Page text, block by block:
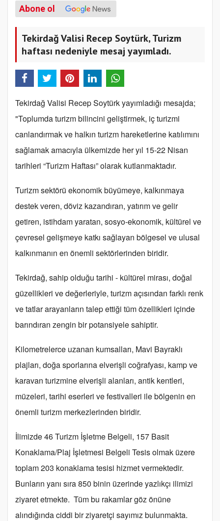
Abone ol
Tekirdağ Valisi Recep Soytürk, Turizm
haftası nedeniyle mesaj yayımladı.
Tekirdağ Valisi Recep Soytürk yayımladığı mesajda;
"Toplumda turizm bilincini geliştirmek, iç turizmi
canlandırmak ve halkın turizm hareketlerine katılımını
sağlamak amacıyla ülkemizde her yıl 15-22 Nisan
tarihleri “Turizm Haftası” olarak kutlanmaktadır.
Turizm sektörü ekonomik büyümeye, kalkınmaya
destek veren, döviz kazandıran, yatırım ve gelir
getiren, istihdam yaratan, sosyo-ekonomik, kültürel ve
çevresel gelişmeye katkı sağlayan bölgesel ve ulusal
kalkınmanın en önemli sektörlerinden biridir.
Tekirdağ, sahip olduğu tarihi - kültürel mirası, doğal
güzellikleri ve değerleriyle, turizm açısından farklı renk
ve tatlar arayanların talep ettiği tüm özellikleri içinde
barındıran zengin bir potansiyele sahiptir.
Kilometrelerce uzanan kumsalları, Mavi Bayraklı
plajları, doğa sporlarına elverişli coğrafyası, kamp ve
karavan turizmine elverişli alanları, antik kentleri,
müzeleri, tarihi eserleri ve festivalleri ile bölgenin en
önemli turizm merkezlerinden biridir.
İlimizde 46 Turizm İşletme Belgeli, 157 Basit
Konaklama/Plaj İşletmesi Belgeli Tesis olmak üzere
toplam 203 konaklama tesisi hizmet vermektedir.
Bunların yanı sıra 850 binin üzerinde yazlıkçı ilimizi
ziyaret etmekte. Tüm bu rakamlar göz önüne
alındığında ciddi bir ziyaretçi sayımız bulunmakta.